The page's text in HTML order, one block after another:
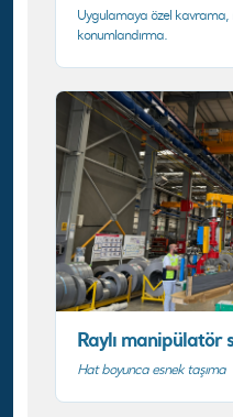
Uygulamaya özel kavrama,
konumlandırma.
Raylı manipülatör
Hat boyunca esnek taşıma